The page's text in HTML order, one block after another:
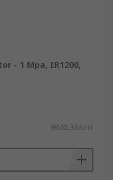
- 1 Mpa, IR1200,
₩665.30/unit